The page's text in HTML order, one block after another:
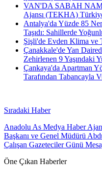
VAN'DA SABAH
Ajansı (TEKHA)
Antalya'da Yüzde 85
Taşıdı: Sahillerde
Şişli'de Evden Klima ve
Çanakkale'de Yan
Zehirlenen 9 Yaşındaki
Çankaya'da Apartman
Tarafından Tabancayla
Sıradaki Haber
Anadolu As Medya Haber
Başkanı ve Genel Müdürü
Çalışan Gazeteciler Günü
Öne Çıkan Haberler